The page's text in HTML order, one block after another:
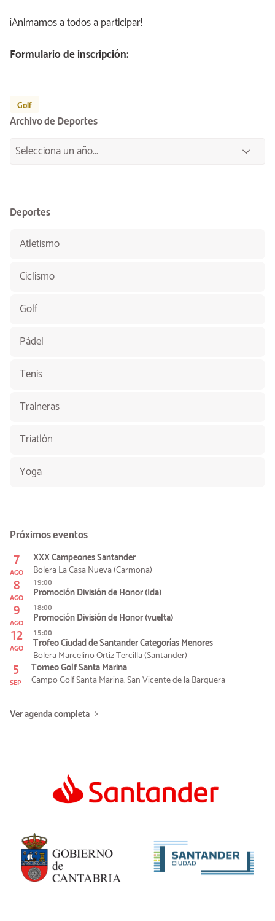
¡Animamos a todos a participar!
Formulario de inscripción:
Golf
Archivo de Deportes
Deportes
Atletismo
Ciclismo
Golf
Pádel
Tenis
Traineras
Triatlón
Yoga
Próximos eventos
7
AGO
XXX Campeones Santander
Bolera La Casa Nueva (Carmona)
8
AGO
19:00
Promoción División de Honor (Ida)
9
AGO
18:00
Promoción División de Honor (vuelta)
12
AGO
15:00
Trofeo Ciudad de Santander Categorías Menores
Bolera Marcelino Ortiz Tercilla (Santander)
5
SEP
Torneo Golf Santa Marina
Campo Golf Santa Marina. San Vicente de la Barquera
Ver agenda completa